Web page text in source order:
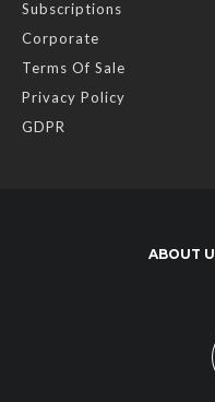
Subscriptions
Corporate
Terms Of Sale
Privacy Policy
GDPR
ABOUT